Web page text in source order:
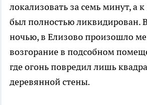
локализовать за семь минут, а
был полностью ликвидирован.
ночью, в Елизово произошло
возгорание в подсобном
где огонь повредил лишь
деревянной стены.